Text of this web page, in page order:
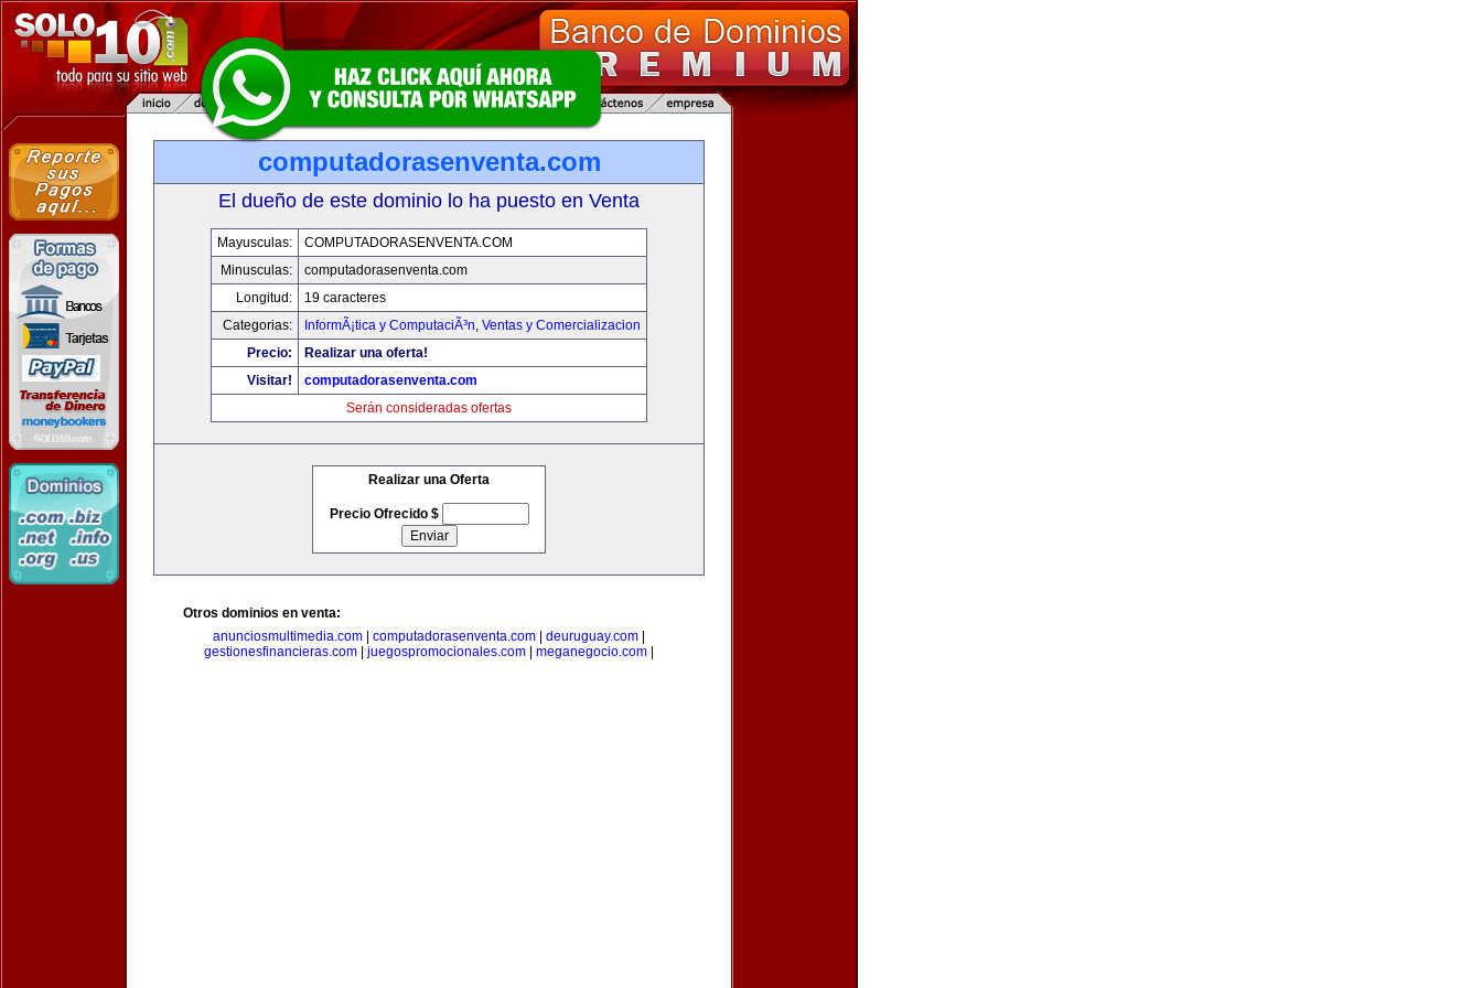
computadorasenventa.com
El dueño de este dominio lo ha puesto en Venta
Mayusculas:
COMPUTADORASENVENTA.COM
Minusculas:
computadorasenventa.com
Longitud:
19 caracteres
Categorias:
InformÃ¡tica y ComputaciÃ³n, Ventas y Comercializacion
Precio:
Realizar una oferta!
Visitar!
computadorasenventa.com
Serán consideradas ofertas
Realizar una Oferta
Precio Ofrecido $
Otros dominios en venta:
anunciosmultimedia.com
computadorasenventa.com deuruguay.com
gestionesfinancieras.com
juegospromocionales.com meganegocio.com